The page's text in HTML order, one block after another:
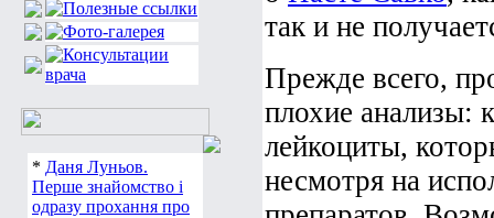
* Даня Луньов.
Перше знайомство і
одразу прохання про
так и не
Прежде всего,
плохие анализы:
лейкоциты,
несмотря на